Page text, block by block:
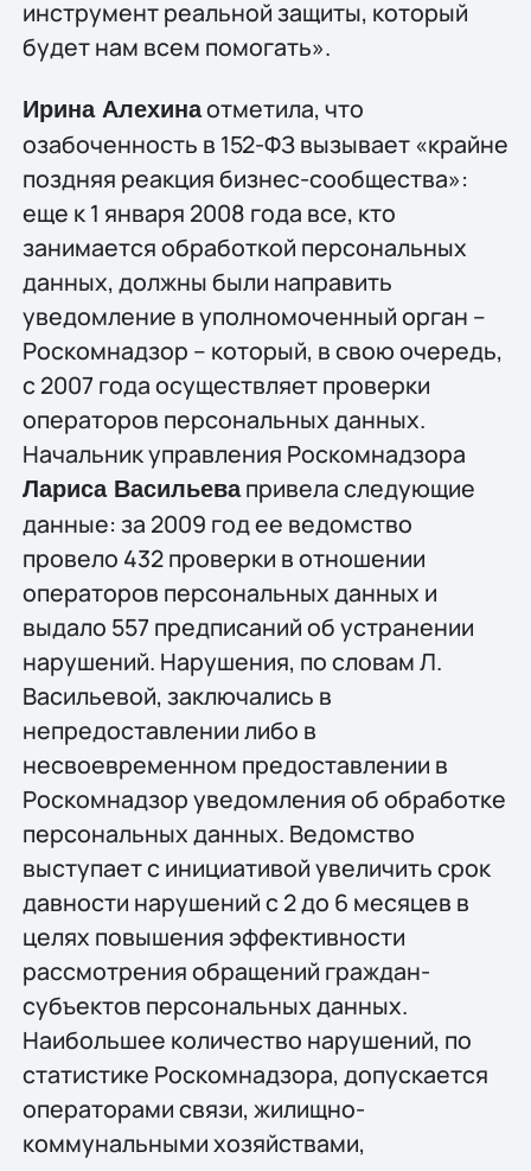
инструмент реальной защиты, который
будет нам всем помогать».
Ирина Алехинаотметила, что
озабоченность в 152-ФЗ вызывает «крайне
поздняя реакция бизнес-сообщества»:
еще к 1 января 2008 года все, кто
занимается обработкой персональных
данных, должны были направить
уведомление в уполномоченный орган –
Роскомнадзор – который, в свою очередь,
с 2007 года осуществляет проверки
операторов персональных данных.
Начальник управления Роскомнадзора
Лариса Васильевапривела следующие
данные: за 2009 год ее ведомство
провело 432 проверки в отношении
операторов персональных данных и
выдало 557 предписаний об устранении
нарушений. Нарушения, по словам Л.
Васильевой, заключались в
непредоставлении либо в
несвоевременном предоставлении в
Роскомнадзор уведомления об обработке
персональных данных. Ведомство
выступает с инициативой увеличить срок
давности нарушений с 2 до 6 месяцев в
целях повышения эффективности
рассмотрения обращений граждан-
субъектов персональных данных.
Наибольшее количество нарушений, по
статистике Роскомнадзора, допускается
операторами связи, жилищно-
коммунальными хозяйствами,